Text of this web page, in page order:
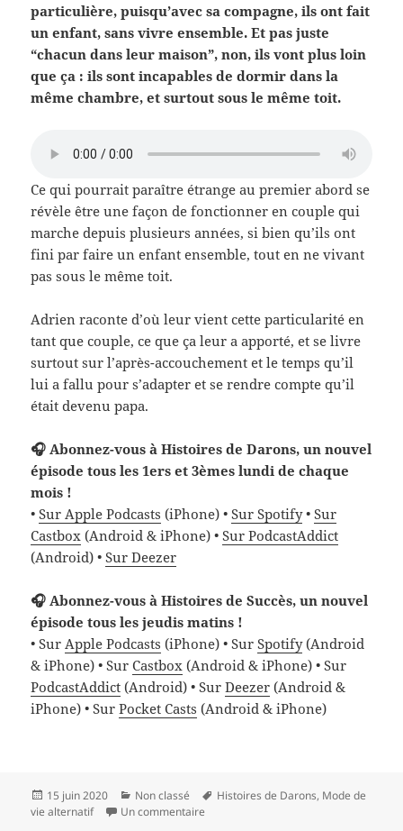
particulière, puisqu’avec sa compagne, ils ont fait
un enfant, sans vivre ensemble. Et pas juste
“chacun dans leur maison”, non, ils vont plus loin
que ça : ils sont incapables de dormir dans la
même chambre, et surtout sous le même toit.
Ce qui pourrait paraître étrange au premier abord se
révèle être une façon de fonctionner en couple qui
marche depuis plusieurs années, si bien qu’ils ont
fini par faire un enfant ensemble, tout en ne vivant
pas sous le même toit.
Adrien raconte d’où leur vient cette particularité en
tant que couple, ce que ça leur a apporté, et se livre
surtout sur l’après-accouchement et le temps qu’il
lui a fallu pour s’adapter et se rendre compte qu’il
était devenu papa.
🎧 Abonnez-vous à Histoires de Darons, un nouvel
épisode tous les 1ers et 3èmes lundi de chaque
mois !
•Sur Apple Podcasts (iPhone) •Sur Spotify•Sur
Castbox (Android & iPhone) •Sur PodcastAddict
(Android) •Sur Deezer
🎧 Abonnez-vous à Histoires de Succès, un nouvel
épisode tous les jeudis matins !
• SurApple Podcasts (iPhone) • SurSpotify(Android
& iPhone) • SurCastbox (Android & iPhone) • Sur
PodcastAddict (Android) • SurDeezer (Android &
iPhone) • SurPocket Casts (Android & iPhone)
Publié
le
15 juin 2020 Catégories
Non classé
Mots-
Histoires de Darons, Mode de
vie alternatif
Un commentaire